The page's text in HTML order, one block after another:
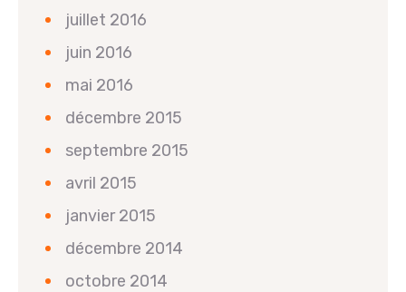
juillet 2016
juin 2016
mai 2016
décembre 2015
septembre 2015
avril 2015
janvier 2015
décembre 2014
octobre 2014